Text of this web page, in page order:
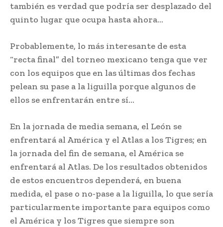
también es verdad que podría ser desplazado del
quinto lugar que ocupa hasta ahora…
Probablemente, lo más interesante de esta
“recta final” del torneo mexicano tenga que ver
con los equipos que en las últimas dos fechas
pelean su pase a la liguilla porque algunos de
ellos se enfrentarán entre sí…
En la jornada de media semana, el León se
enfrentará al América y el Atlas a los Tigres; en
la jornada del fin de semana, el América se
enfrentará al Atlas. De los resultados obtenidos
de estos encuentros dependerá, en buena
medida, el pase o no-pase a la liguilla, lo que sería
particularmente importante para equipos como
el América y los Tigres que siempre son